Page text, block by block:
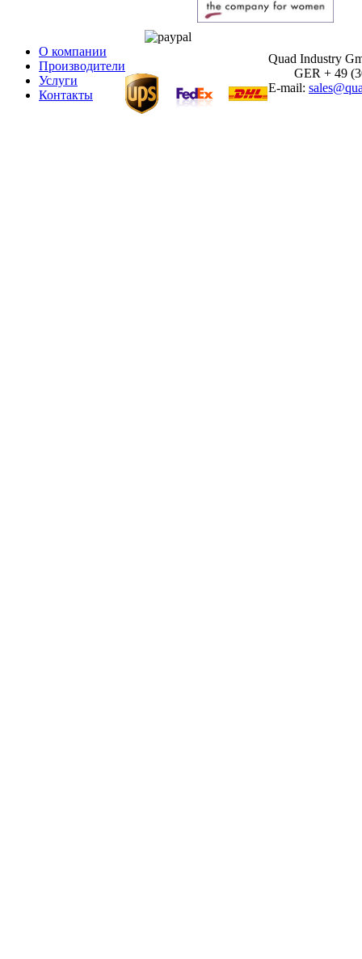
О компании
Производители
Услуги
Контакты
Quad Industry
GER + 49
E-mail: